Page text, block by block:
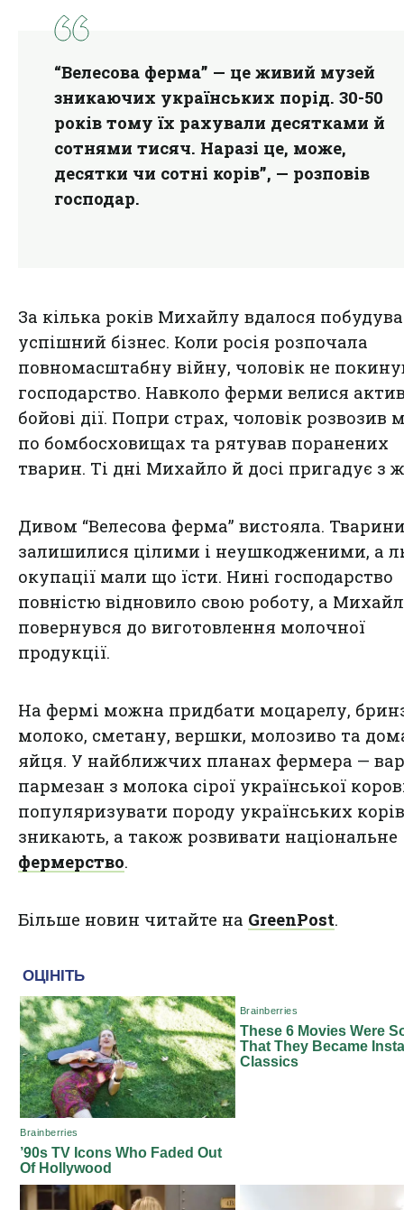
“Велесова ферма” — це живий музей
зникаючих українських порід. 30-50
років тому їх рахували десятками й
сотнями тисяч. Наразі це, може,
десятки чи сотні корів”, — розповів
господар.
За кілька років Михайлу вдалося
успішний бізнес. Коли росія розпочала
повномасштабну війну, чоловік не
господарство. Навколо ферми велися
бойові дії. Попри страх, чоловік розвозив
по бомбосховищах та рятував поранених
тварин. Ті дні Михайло й досі пригадує з
Дивом “Велесова ферма” вистояла.
залишилися цілими і неушкодженими, а
окупації мали що їсти. Нині господарство
повністю відновило свою роботу, а
повернувся до виготовлення молочної
продукції.
На фермі можна придбати моцарелу,
молоко, сметану, вершки, молозиво та
яйця. У найближчих планах фермера —
пармезан з молока сірої української
популяризувати породу українських
зникають, а також розвивати національне
фермерство.
Більше новин читайте на GreenPost.